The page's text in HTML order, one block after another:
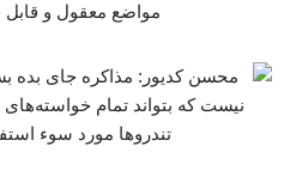
مواضع معقول و قابل